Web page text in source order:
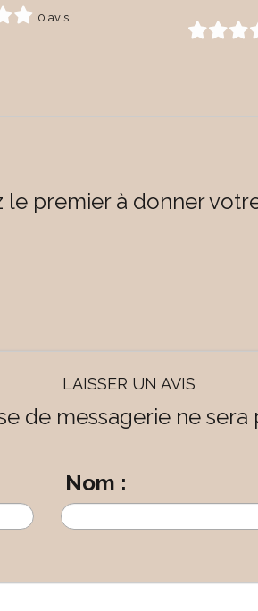
0 avis
le premier à donner
LAISSER UN AVIS
de messagerie ne sera
Nom :